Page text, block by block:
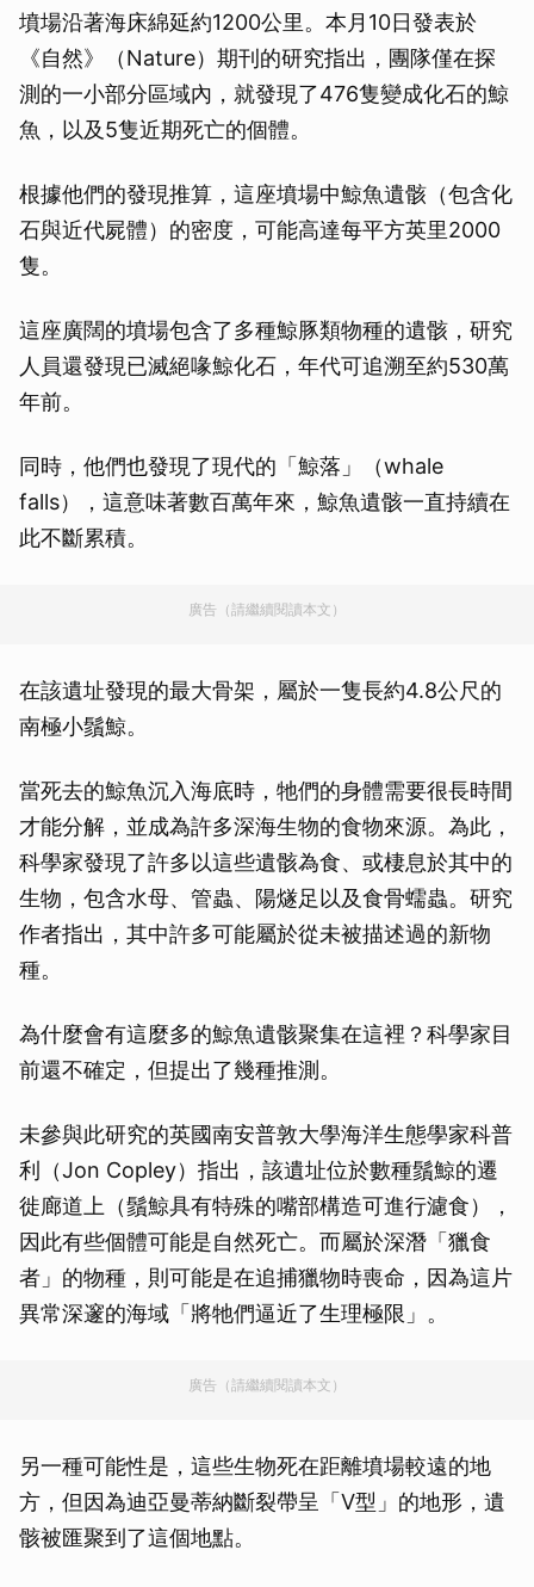
墳場沿著海床綿延約1200公里。本月10日發表於
《自然》（Nature）期刊的研究指出，團隊僅在探
測的一小部分區域內，就發現了476隻變成化石的鯨
魚，以及5隻近期死亡的個體。
根據他們的發現推算，這座墳場中鯨魚遺骸（包含化
石與近代屍體）的密度，可能高達每平方英里2000
隻。
這座廣闊的墳場包含了多種鯨豚類物種的遺骸，研究
人員還發現已滅絕喙鯨化石，年代可追溯至約530萬
年前。
同時，他們也發現了現代的「鯨落」（whale
falls），這意味著數百萬年來，鯨魚遺骸一直持續在
此不斷累積。
廣告（請繼續閱讀本文）
在該遺址發現的最大骨架，屬於一隻長約4.8公尺的
南極小鬚鯨。
當死去的鯨魚沉入海底時，牠們的身體需要很長時間
才能分解，並成為許多深海生物的食物來源。為此，
科學家發現了許多以這些遺骸為食、或棲息於其中的
生物，包含水母、管蟲、陽燧足以及食骨蠕蟲。研究
作者指出，其中許多可能屬於從未被描述過的新物
種。
為什麼會有這麼多的鯨魚遺骸聚集在這裡？科學家目
前還不確定，但提出了幾種推測。
未參與此研究的英國南安普敦大學海洋生態學家科普
利（Jon Copley）指出，該遺址位於數種鬚鯨的遷
徙廊道上（鬚鯨具有特殊的嘴部構造可進行濾食），
因此有些個體可能是自然死亡。而屬於深潛「獵食
者」的物種，則可能是在追捕獵物時喪命，因為這片
異常深邃的海域「將牠們逼近了生理極限」。
廣告（請繼續閱讀本文）
另一種可能性是，這些生物死在距離墳場較遠的地
方，但因為迪亞曼蒂納斷裂帶呈「V型」的地形，遺
骸被匯聚到了這個地點。